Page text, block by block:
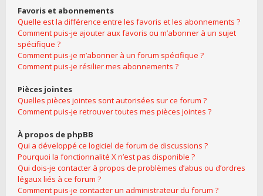
Favoris et abonnements
Quelle est la différence entre les favoris et les abonnements ?
Comment puis-je ajouter aux favoris ou m’abonner à un sujet
spécifique ?
Comment puis-je m’abonner à un forum spécifique ?
Comment puis-je résilier mes abonnements ?
Pièces jointes
Quelles pièces jointes sont autorisées sur ce forum ?
Comment puis-je retrouver toutes mes pièces jointes ?
À propos de phpBB
Qui a développé ce logiciel de forum de discussions ?
Pourquoi la fonctionnalité X n’est pas disponible ?
Qui dois-je contacter à propos de problèmes d’abus ou d’ordres
légaux liés à ce forum ?
Comment puis-je contacter un administrateur du forum ?